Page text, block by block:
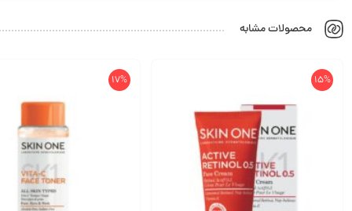
محصولات مشابه
15%
17%